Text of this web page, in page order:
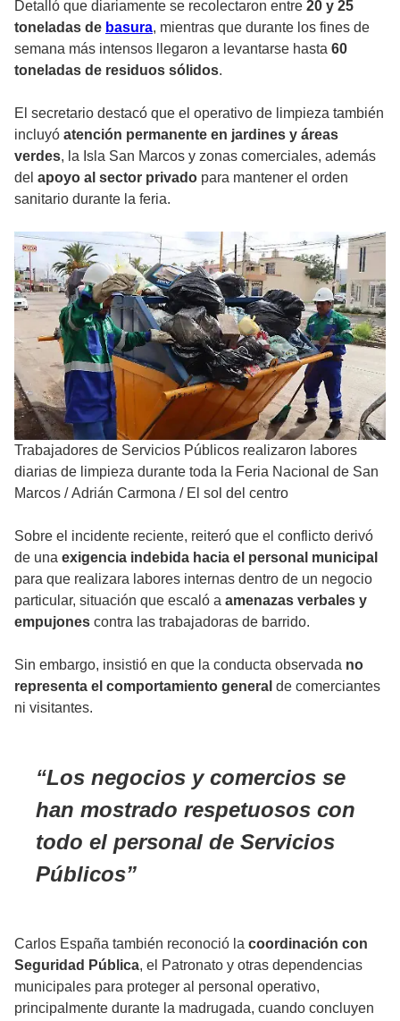
Detalló que diariamente se recolectaron entre 20 y 25
toneladas de basura, mientras que durante los fines de
semana más intensos llegaron a levantarse hasta 60
toneladas de residuos sólidos.
El secretario destacó que el operativo de limpieza también
incluyó atención permanente en jardines y áreas
verdes, la Isla San Marcos y zonas comerciales, además
del apoyo al sector privado para mantener el orden
sanitario durante la feria.
Trabajadores de Servicios Públicos realizaron labores
diarias de limpieza durante toda la Feria Nacional de San
Marcos /Adrián Carmona / El sol del centro
Sobre el incidente reciente, reiteró que el conflicto derivó
de una exigencia indebida hacia el personal municipal
para que realizara labores internas dentro de un negocio
particular, situación que escaló a amenazas verbales y
empujones contra las trabajadoras de barrido.
Sin embargo, insistió en que la conducta observada no
representa el comportamiento general de comerciantes
ni visitantes.
Los negocios y comercios se
han mostrado respetuosos con
todo el personal de Servicios
Públicos
Carlos España también reconoció la coordinación con
Seguridad Pública, el Patronato y otras dependencias
municipales para proteger al personal operativo,
principalmente durante la madrugada, cuando concluyen